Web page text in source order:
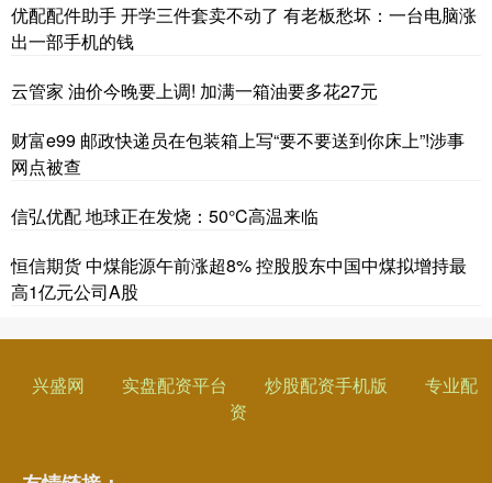
优配配件助手 开学三件套卖不动了 有老板愁坏：一台电脑涨
出一部手机的钱
云管家 油价今晚要上调! 加满一箱油要多花27元
财富e99 邮政快递员在包装箱上写“要不要送到你床上”!涉事
网点被查
信弘优配 地球正在发烧：50°C高温来临
恒信期货 中煤能源午前涨超8% 控股股东中国中煤拟增持最
高1亿元公司A股
兴盛网 实盘配资平台 炒股配资手机版
专业配
资